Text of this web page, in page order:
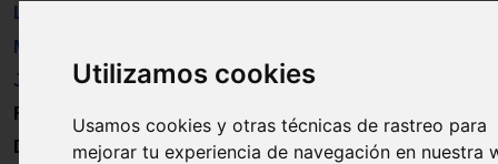
Utilizamos cookies
Usamos cookies y otras técnicas de rastreo para
mejorar tu experiencia de navegación en nuestra
Libros
Material
Juguetes
Formación
Directorio